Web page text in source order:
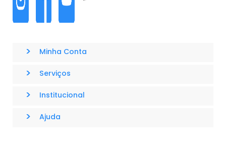
> Minha Conta
> Serviços
> Institucional
> Ajuda